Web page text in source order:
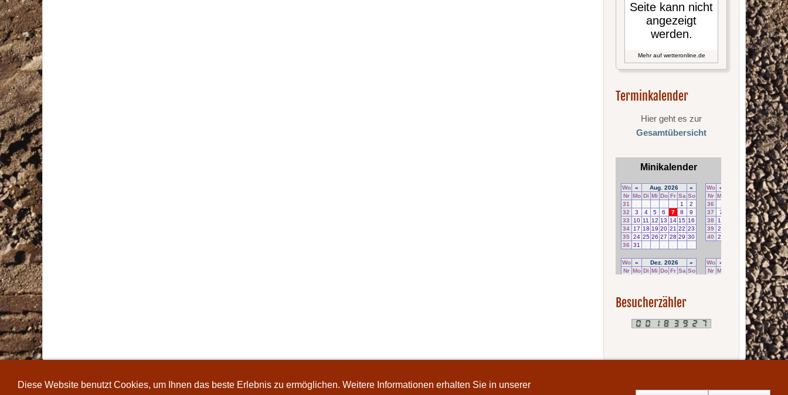
Mehr auf wetteronline.de
Terminkalender
Hier geht es zur
Gesamtübersicht
Besucherzähler
Diese Website benutzt Cookies, um Ihnen das beste Erlebnis zu ermöglichen. Weitere Informationen erhalten Sie in unserer